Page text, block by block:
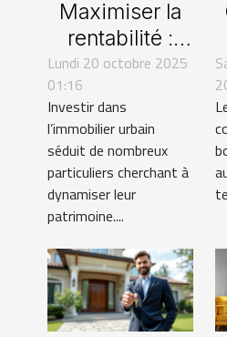
Maximiser la
rentabilité :
Stratégies pour
investissement
locatif en
zones
urbaines
Lundi 20 octobre 2025
01:16
Investir dans
l’immobilier urbain
séduit de nombreux
particuliers cherchant à
dynamiser leur
patrimoine....